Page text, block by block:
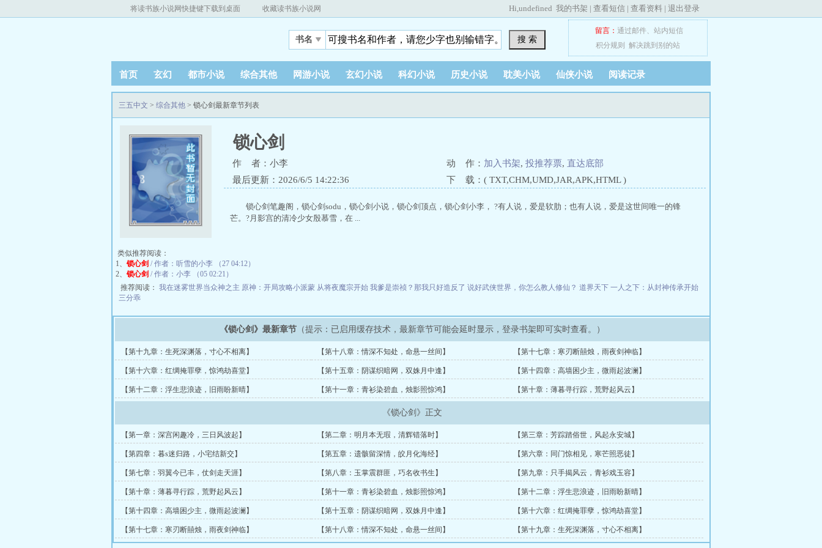
将读书族小说网快捷键下载到桌面 收藏读书族小说网 Hi,undefined 我的书架 | 查看短信 | 查看资料 | 退出登录
书名 搜 索
留言： 通过邮件、 站内短信
积分规则
解决跳到别的站
首页 玄幻 都市小说 综合其他 网游小说 玄幻小说 科幻小说 历史小说 耽美小说 仙侠小说 阅读记录
三五中文 > 综合其他 > 锁心剑最新章节列表
锁心剑
作 者：小李 动 作： 加入书架, 投推荐票, 直达底部
最后更新：2026/6/5 14:22:36
下 载：( TXT,CHM,UMD,JAR,APK,HTML )
锁心剑笔趣阁，锁心剑sodu，锁心剑小说，锁心剑顶点，锁心剑小李， ?有人说，爱是软肋；也有人说，爱是这世间唯一的锋
芒。?月影宫的清冷少女殷慕雪，在 ...
类似推荐阅读：
1、 锁心剑 / 作者：听雪的小李 （27 04:12）
2、 锁心剑 / 作者：小李 （05 02:21）
推荐阅读： 我在迷雾世界当众神之主 原神：开局攻略小派蒙 从将夜魔宗开始 我爹是崇祯？那我只好造反了 说好武侠世界，你怎么教人修仙？ 道界天下 一人之下：从封神传承开始
三分乖
《锁心剑》最新章节 （提示：已启用缓存技术，最新章节可能会延时显示，登录书架即可实时查看。）
【第十九章：生死深渊落，寸心不相离】 【第十八章：情深不知处，命悬一丝间】 【第十七章：寒刃断囍烛，雨夜剑神临】
【第十六章：红绸掩罪孽，惊鸿劫喜堂】 【第十五章：阴谋织暗网，双姝月中逢】 【第十四章：高墙困少主，微雨起波澜】
【第十二章：浮生悲浪迹，旧雨盼新晴】 【第十一章：青衫染碧血，烛影照惊鸿】 【第十章：薄暮寻行踪，荒野起风云】
《锁心剑》正文
【第一章：深宫闲趣冷，三日风波起】 【第二章：明月本无瑕，清辉错落时】 【第三章：芳踪踏俗世，风起永安城】
【第四章：暮s迷归路，小宅结新交】 【第五章：遗骸留深情，皎月化海经】 【第六章：同门惊相见，寒芒照恶徒】
【第七章：羽翼今已丰，仗剑走天涯】 【第八章：玉掌震群匪，巧名收书生】 【第九章：只手揭风云，青衫戏玉容】
【第十章：薄暮寻行踪，荒野起风云】 【第十一章：青衫染碧血，烛影照惊鸿】 【第十二章：浮生悲浪迹，旧雨盼新晴】
【第十四章：高墙困少主，微雨起波澜】 【第十五章：阴谋织暗网，双姝月中逢】 【第十六章：红绸掩罪孽，惊鸿劫喜堂】
【第十七章：寒刃断囍烛，雨夜剑神临】 【第十八章：情深不知处，命悬一丝间】 【第十九章：生死深渊落，寸心不相离】